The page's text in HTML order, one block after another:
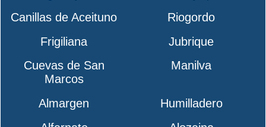
Canillas de Aceituno
Riogordo
Frigiliana
Jubrique
Cuevas de San
Marcos
Manilva
Almargen
Humilladero